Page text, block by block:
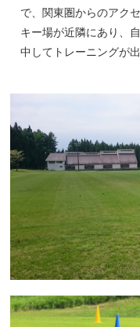
で、関東圏からのアク
キー場が近隣にあり、
中してトレーニングが出